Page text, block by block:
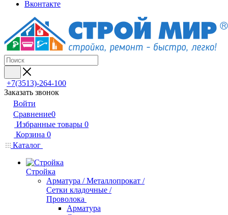
Вконтакте
+7(3513)-264-100
Заказать звонок
Войти
Сравнение0
Избранные товары 0
Корзина 0
Каталог
Стройка
Арматура / Металлопрокат /
Сетки кладочные /
Проволока
Арматура